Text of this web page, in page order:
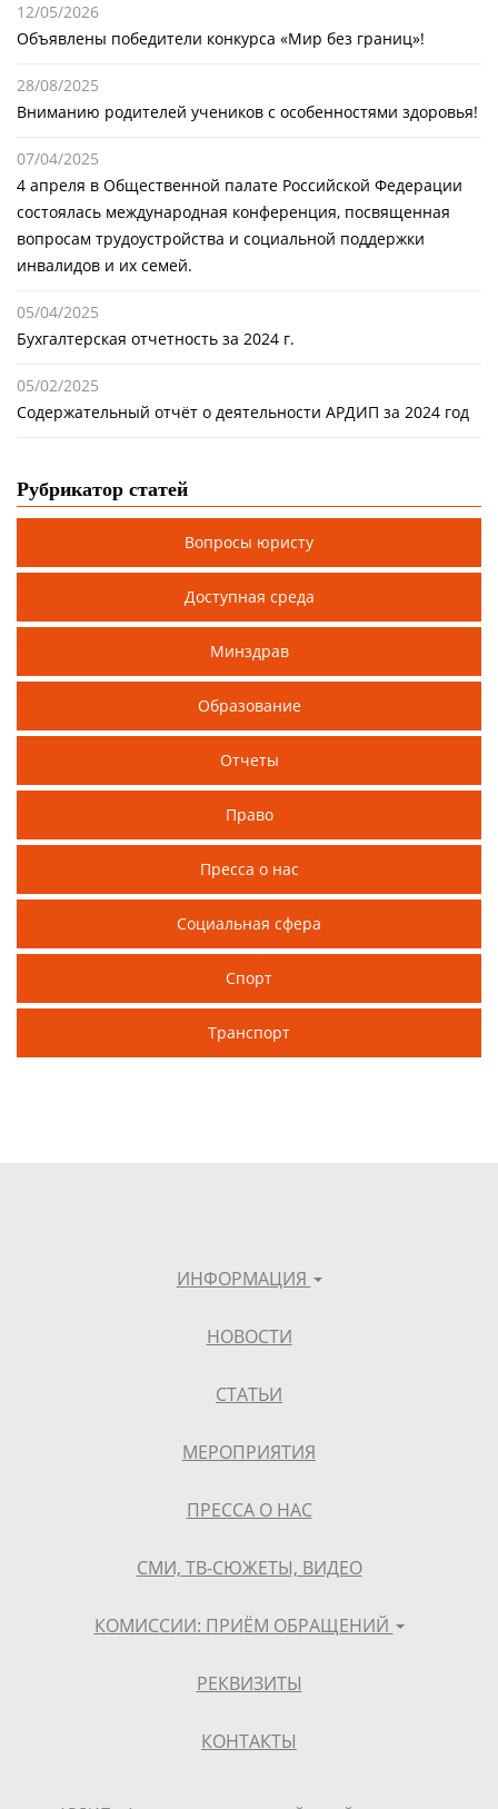
12/05/2026
Объявлены победители конкурса «Мир без границ»!
28/08/2025
Вниманию родителей учеников с особенностями здоровья!
07/04/2025
4 апреля в Общественной палате Российской Федерации
состоялась международная конференция, посвященная
вопросам трудоустройства и социальной поддержки
инвалидов и их семей.
05/04/2025
Бухгалтерская отчетность за 2024 г.
05/02/2025
Содержательный отчёт о деятельности АРДИП за 2024 год
Рубрикатор статей
Вопросы юристу
Доступная среда
Минздрав
Образование
Отчеты
Право
Пресса о нас
Социальная сфера
Спорт
Транспорт
ИНФОРМАЦИЯ
НОВОСТИ
СТАТЬИ
МЕРОПРИЯТИЯ
ПРЕССА О НАС
СМИ, ТВ-СЮЖЕТЫ, ВИДЕО
КОМИССИИ: ПРИЁМ ОБРАЩЕНИЙ
РЕКВИЗИТЫ
КОНТАКТЫ